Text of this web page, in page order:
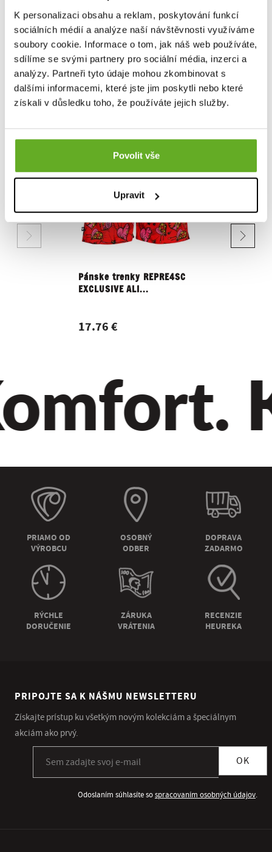
K personalizaci obsahu a reklam, poskytování funkcí
sociálních médií a analýze naší návštěvnosti využíváme
soubory cookie. Informace o tom, jak náš web používáte,
sdílíme se svými partnery pro sociální média, inzerci a
analýzy. Partneři tyto údaje mohou zkombinovat s
dalšími informacemi, které jste jim poskytli nebo které
získali v důsledku toho, že používáte jejich služby.
Povolit vše
Upravit
Pre pridanie recenzie je nutné sa prihlásiť.
Ohodnotiť produkt
PODOBNÉ PRODUKTY
Pánske trenky REPRE4SC
EXCLUSIVE ALI...
17.76 €
PRIAMO OD
VÝROBCU
OSOBNÝ
ODBER
DOPRAVA
ZADARMO
RÝCHLE
DORUČENIE
ZÁRUKA
VRÁTENIA
RECENZIE
HEUREKA
PRIPOJTE SA K NÁŠMU NEWSLETTERU
Získajte prístup ku všetkým novým kolekciám a špeciálnym
akciám ako prvý.
OK
Odoslaním súhlasíte sospracovaním osobných údajov.